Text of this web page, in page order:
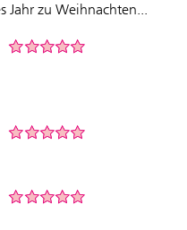
Jahr zu Weihnachten...